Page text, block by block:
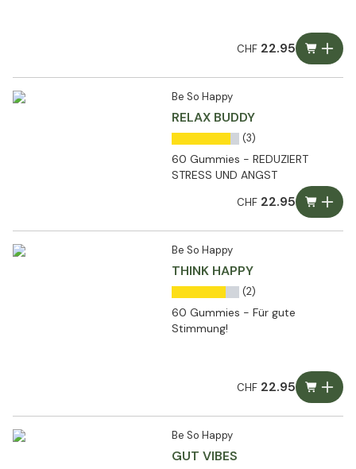
CHF22.95
Be So Happy
RELAX BUDDY
(3)
60 Gummies - REDUZIERT
STRESS UND ANGST
CHF22.95
Be So Happy
THINK HAPPY
(2)
60 Gummies - Für gute
Stimmung!
CHF22.95
Be So Happy
GUT VIBES